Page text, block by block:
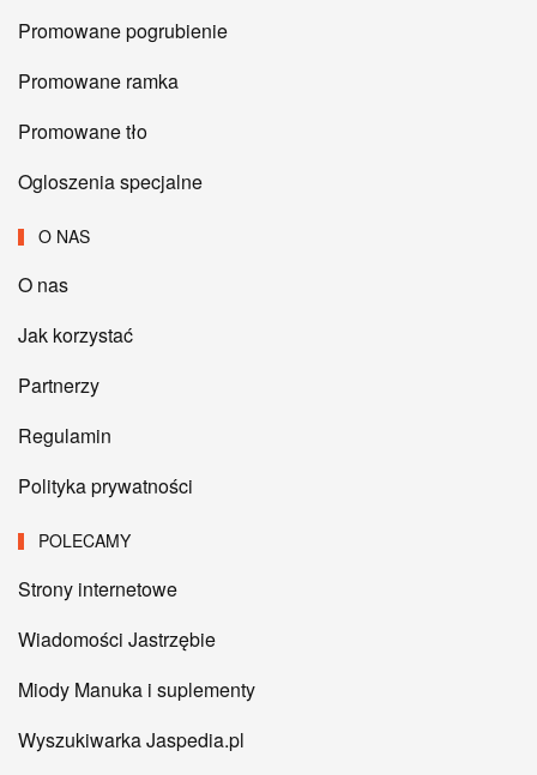
Promowane pogrubienie
Promowane ramka
Promowane tło
Ogloszenia specjalne
O NAS
O nas
Jak korzystać
Partnerzy
Regulamin
Polityka prywatności
POLECAMY
Strony internetowe
Wiadomości Jastrzębie
Miody Manuka i suplementy
Wyszukiwarka Jaspedia.pl